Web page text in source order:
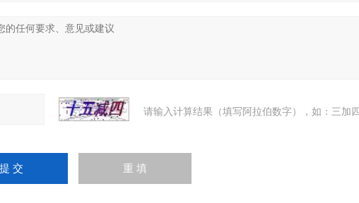
请输入计算结果（填写阿拉伯数字），如：三加